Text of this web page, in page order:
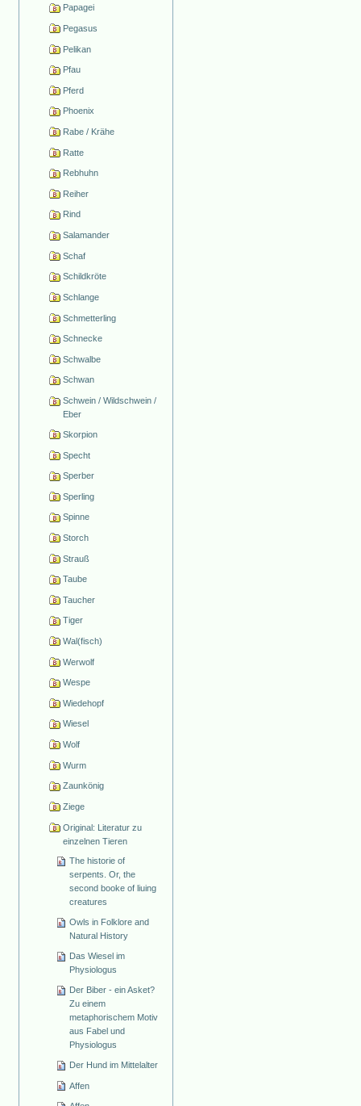
Papagei
Pegasus
Pelikan
Pfau
Pferd
Phoenix
Rabe / Krähe
Ratte
Rebhuhn
Reiher
Rind
Salamander
Schaf
Schildkröte
Schlange
Schmetterling
Schnecke
Schwalbe
Schwan
Schwein / Wildschwein /
Eber
Skorpion
Specht
Sperber
Sperling
Spinne
Storch
Strauß
Taube
Taucher
Tiger
Wal(fisch)
Werwolf
Wespe
Wiedehopf
Wiesel
Wolf
Wurm
Zaunkönig
Ziege
Original: Literatur zu
einzelnen Tieren
The historie of
serpents. Or, the
second booke of liuing
creatures
Owls in Folklore and
Natural History
Das Wiesel im
Physiologus
Der Biber - ein Asket?
Zu einem
metaphorischem Motiv
aus Fabel und
Physiologus
Der Hund im Mittelalter
Affen